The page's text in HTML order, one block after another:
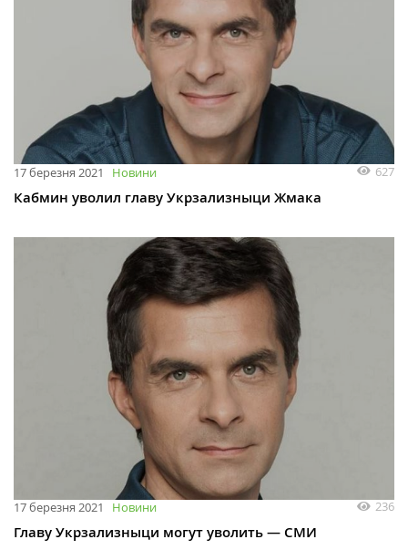
17 березня 2021 Новини 627
Кабмин уволил главу Укрзализныци Жмака
17 березня 2021 Новини 236
Главу Укрзализныци могут уволить — СМИ